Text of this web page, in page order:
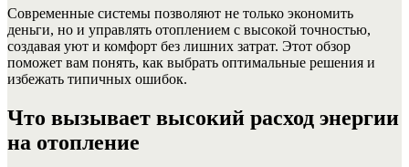
Современные системы позволяют не только экономить
деньги, но и управлять отоплением с высокой точностью,
создавая уют и комфорт без лишних затрат. Этот обзор
поможет вам понять, как выбрать оптимальные решения и
избежать типичных ошибок.
Что вызывает высокий расход энергии
на отопление